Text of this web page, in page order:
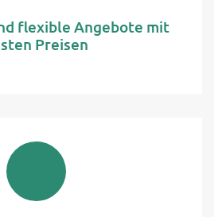
flexible Angebote mit
Preisen